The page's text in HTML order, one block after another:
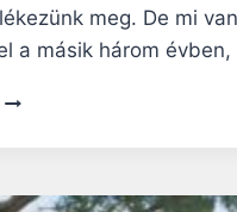
meg. De mi
a másik három
MI